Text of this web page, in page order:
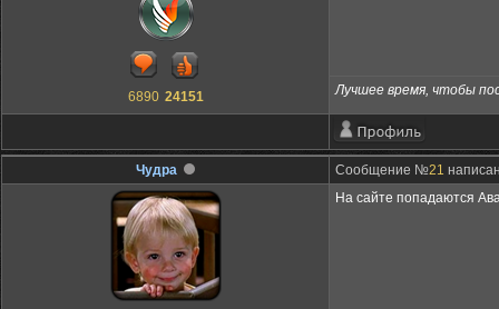
6890 24151 Лучшее время, чтобы
Чудра Сообщение №21
На сайте попадаются